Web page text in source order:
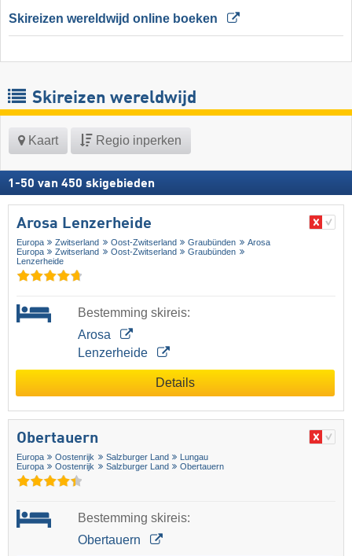
Skireizen wereldwijd online boeken
Skireizen wereldwijd
Kaart Regio inperken
1 -50 van 450 skigebieden
Arosa Lenzerheide
Europa Zwitserland Oost-Zwitserland Graubünden
Arosa
Europa
Zwitserland Oost-Zwitserland
Graubünden
Lenzerheide
Bestemming skireis:
Arosa
Lenzerheide
Details
Obertauern
Europa Oostenrijk Salzburger Land
Lungau
Europa
Oostenrijk Salzburger Land Obertauern
Bestemming skireis:
Obertauern